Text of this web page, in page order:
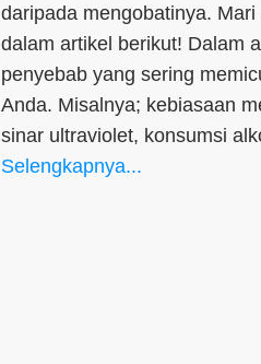
daripada mengobatinya.
dalam artikel berikut! Dalam
penyebab yang sering
Anda. Misalnya; kebiasaan
sinar ultraviolet, konsumsi
Selengkapnya...